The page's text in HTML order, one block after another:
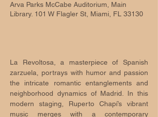
Arva Parks McCabe Auditorium, Main
Library. 101 W Flagler St, Miami, FL 33130
La Revoltosa, a masterpiece of Spanish
zarzuela, portrays with humor and passion
the intricate romantic entanglements and
neighborhood dynamics of Madrid. In this
modern staging, Ruperto Chapí’s vibrant
music merges with a contemporary